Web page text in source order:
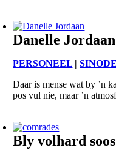
Danelle
PERSONEEL |SINODE
Daar is mense wat by ’n
pos vul nie, maar ’n
Bly volhard